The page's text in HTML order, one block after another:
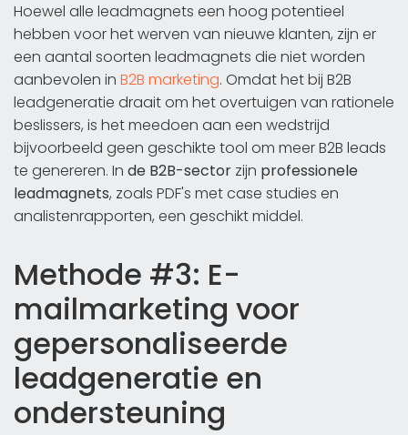
Hoewel alle leadmagnets een hoog potentieel
hebben voor het werven van nieuwe klanten, zijn er
een aantal soorten leadmagnets die niet worden
aanbevolen in B2B marketing. Omdat het bij B2B
leadgeneratie draait om het overtuigen van rationele
beslissers, is het meedoen aan een wedstrijd
bijvoorbeeld geen geschikte tool om meer B2B leads
te genereren. In de B2B-sector zijn professionele
leadmagnets, zoals PDF's met case studies en
analistenrapporten, een geschikt middel.
Methode #3: E-
mailmarketing voor
gepersonaliseerde
leadgeneratie en
ondersteuning